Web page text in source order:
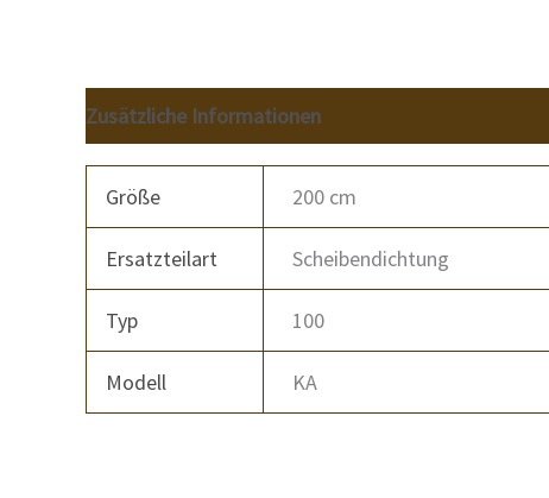
Zusätzliche Informationen
Größe 200 cm
Ersatzteilart Scheibendichtung
Typ 100
Modell KA